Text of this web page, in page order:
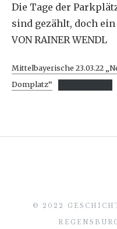
Die Tage der
sind gezählt, doch
VON RAINER WENDL
Mittelbayerische 23.03.22
Domplatz“
© 2022